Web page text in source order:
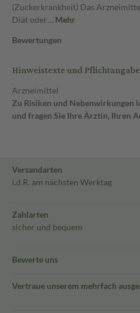
(Zuckerkrankheit) Das
Diät oder… Mehr
Bewertungen
Hinweistexte und
Arzneimittel
Zu Risiken und Nebenwirkungen
und fragen Sie Ihre Ärztin, Ihren
Versandarten
i.d.R. am nächsten Werktag
Zahlarten
sicher und bequem
Bewerte uns
Vertraue unserem mehrfach